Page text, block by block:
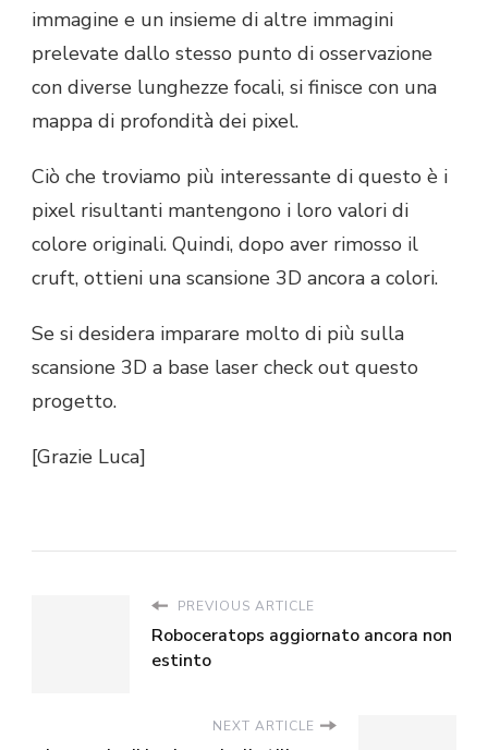
immagine e un insieme di altre immagini
prelevate dallo stesso punto di osservazione
con diverse lunghezze focali, si finisce con una
mappa di profondità dei pixel.
Ciò che troviamo più interessante di questo è i
pixel risultanti mantengono i loro valori di
colore originali. Quindi, dopo aver rimosso il
cruft, ottieni una scansione 3D ancora a colori.
Se si desidera imparare molto di più sulla
scansione 3D a base laser check out questo
progetto.
[Grazie Luca]
PREVIOUS ARTICLE
Roboceratops aggiornato ancora non
estinto
NEXT ARTICLE